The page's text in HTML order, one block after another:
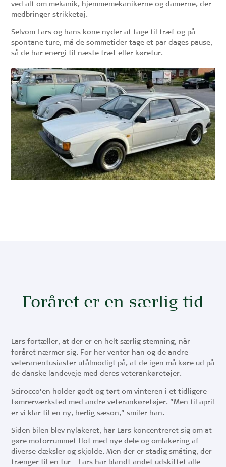
ved alt om mekanik, hjemmemekanikerne og damerne, der
medbringer strikketøj.
Selvom Lars og hans kone nyder at tage til træf og på
spontane ture, må de sommetider tage et par dages pause,
så de har energi til næste træf eller køretur.
Foråret er en særlig tid
Lars fortæller, at der er en helt særlig stemning, når
foråret nærmer sig. For her venter han og de andre
veteranentusiaster utålmodigt på, at de igen må køre ud på
de danske landeveje med deres veterankøretøjer.
Scirocco’en holder godt og tørt om vinteren i et tidligere
tømrerværksted med andre veterankøretøjer. ”Men til april
er vi klar til en ny, herlig sæson,” smiler han.
Siden bilen blev nylakeret, har Lars koncentreret sig om at
gøre motorrummet flot med nye dele og omlakering af
diverse dæksler og skjolde. Men der er stadig småting, der
trænger til en tur – Lars har blandt andet udskiftet alle